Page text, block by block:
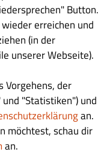
Button.
erreichen und
(in der
unserer Webseite).
Vorgehens, der
"Statistiken") und
an.
möchtest, schau dir
an.